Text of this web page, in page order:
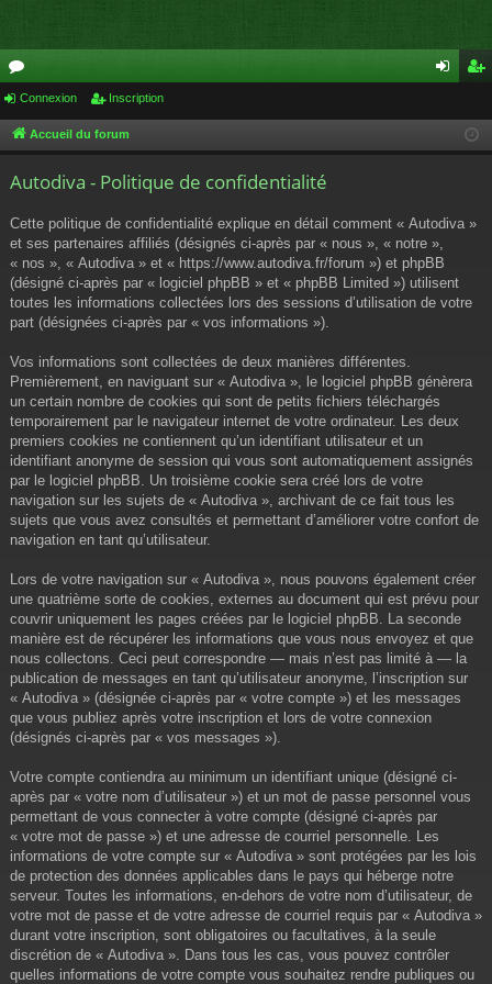
or
u cri
Connexion Inscription
Accueil du forum
Autodiva - Politique de confidentialité
Cette politique de confidentialité explique en détail comment « Autodiva »
et ses partenaires affiliés (désignés ci-après par « nous », « notre »,
« nos », « Autodiva » et « https://www.autodiva.fr/forum ») et phpBB
(désigné ci-après par « logiciel phpBB » et « phpBB Limited ») utilisent
toutes les informations collectées lors des sessions d’utilisation de votre
part (désignées ci-après par « vos informations »).
Vos informations sont collectées de deux manières différentes.
Premièrement, en naviguant sur « Autodiva », le logiciel phpBB génèrera
un certain nombre de cookies qui sont de petits fichiers téléchargés
temporairement par le navigateur internet de votre ordinateur. Les deux
premiers cookies ne contiennent qu’un identifiant utilisateur et un
identifiant anonyme de session qui vous sont automatiquement assignés
par le logiciel phpBB. Un troisième cookie sera créé lors de votre
navigation sur les sujets de « Autodiva », archivant de ce fait tous les
sujets que vous avez consultés et permettant d’améliorer votre confort de
navigation en tant qu’utilisateur.
Lors de votre navigation sur « Autodiva », nous pouvons également créer
une quatrième sorte de cookies, externes au document qui est prévu pour
couvrir uniquement les pages créées par le logiciel phpBB. La seconde
manière est de récupérer les informations que vous nous envoyez et que
nous collectons. Ceci peut correspondre — mais n’est pas limité à — la
publication de messages en tant qu’utilisateur anonyme, l’inscription sur
« Autodiva » (désignée ci-après par « votre compte ») et les messages
que vous publiez après votre inscription et lors de votre connexion
(désignés ci-après par « vos messages »).
Votre compte contiendra au minimum un identifiant unique (désigné ci-
après par « votre nom d’utilisateur ») et un mot de passe personnel vous
permettant de vous connecter à votre compte (désigné ci-après par
« votre mot de passe ») et une adresse de courriel personnelle. Les
informations de votre compte sur « Autodiva » sont protégées par les lois
de protection des données applicables dans le pays qui héberge notre
serveur. Toutes les informations, en-dehors de votre nom d’utilisateur, de
votre mot de passe et de votre adresse de courriel requis par « Autodiva »
durant votre inscription, sont obligatoires ou facultatives, à la seule
discrétion de « Autodiva ». Dans tous les cas, vous pouvez contrôler
quelles informations de votre compte vous souhaitez rendre publiques ou